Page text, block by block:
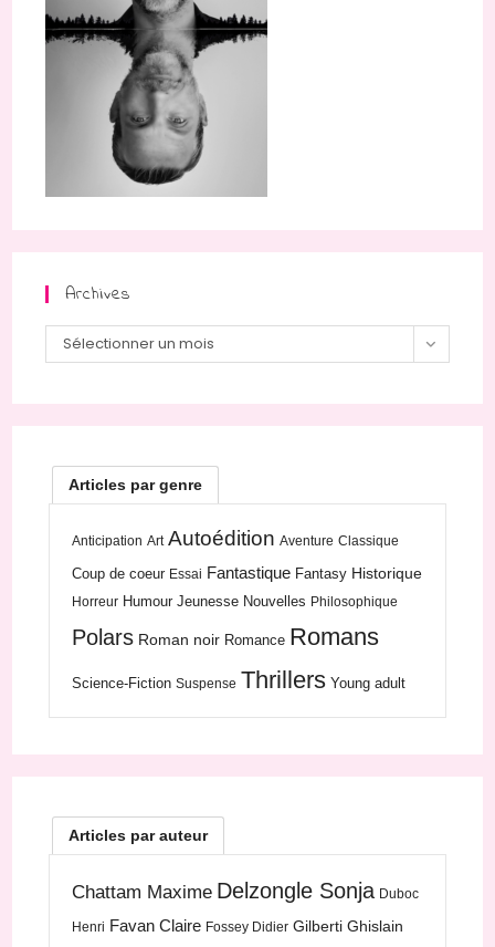
Archives
Archives
Sélectionner un mois
Articles par genre
Anticipation Art Autoédition Aventure Classique
Coup de coeur Essai Fantastique Fantasy Historique
Horreur Humour Jeunesse Nouvelles Philosophique
Polars Roman noir Romance Romans
Science-Fiction Suspense Thrillers Young adult
Articles par auteur
Chattam Maxime Delzongle Sonja Duboc
Henri Favan Claire Fossey Didier Gilberti Ghislain